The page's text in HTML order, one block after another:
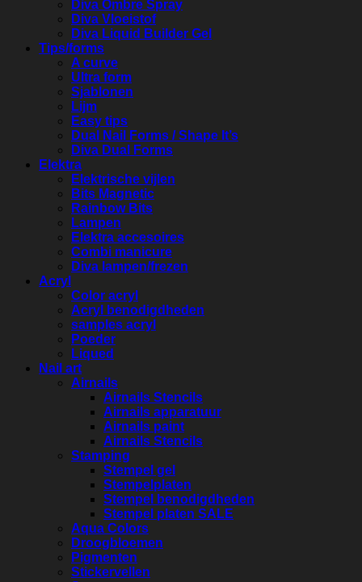
Diva Ombre Spray
Diva Vloeistof
Diva Liquid Builder Gel
Tips/forms
A curve
Ultra form
Sjablonen
Lijm
Easy tips
Dual Nail Forms / Shape It’s
Diva Dual Forms
Elektra
Elektrische vijlen
Bits Magnetic
Rainbow Bits
Lampen
Elektra accesoires
Combi manicure
Diva lampen/frezen
Acryl
Color acryl
Acryl benodigdheden
samples acryl
Poeder
Liqued
Nail art
Airnails
Airnails Stencils
Airnails apparatuur
Airnails paint
Airnails Stencils
Stamping
Stempel gel
Stempelplaten
Stempel benodigdheden
Stempel platen SALE
Aqua Colors
Droogbloemen
Pigmenten
Stickervellen